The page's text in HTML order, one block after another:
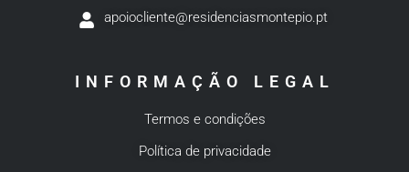
apoiocliente@residenciasmontepio.pt
INFORMAÇÃO LEGAL
Termos e condições
Política de privacidade